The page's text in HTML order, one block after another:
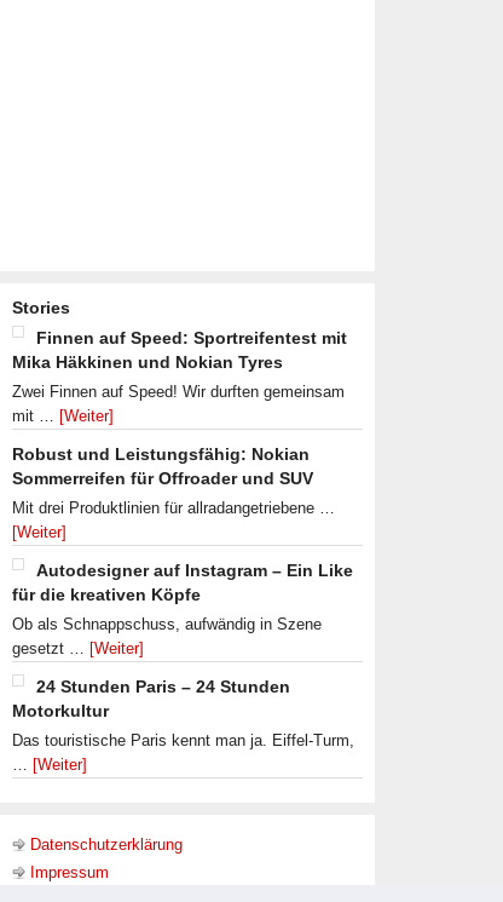
Stories
Finnen auf Speed: Sportreifentest mit
Mika Häkkinen und Nokian Tyres
Zwei Finnen auf Speed! Wir durften gemeinsam
mit … [Weiter]
Robust und Leistungsfähig: Nokian
Sommerreifen für Offroader und SUV
Mit drei Produktlinien für allradangetriebene …
[Weiter]
Autodesigner auf Instagram – Ein Like
für die kreativen Köpfe
Ob als Schnappschuss, aufwändig in Szene
gesetzt … [Weiter]
24 Stunden Paris – 24 Stunden
Motorkultur
Das touristische Paris kennt man ja. Eiffel-Turm,
… [Weiter]
Datenschutzerklärung
Impressum